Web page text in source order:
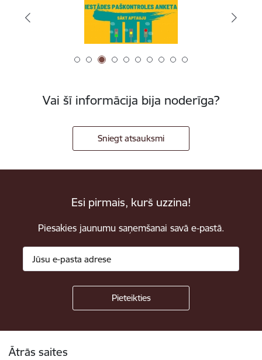
Vai šī informācija bija noderīga?
Sniegt atsauksmi
Esi pirmais, kurš uzzina!
Piesakies jaunumu saņemšanai savā e-pastā.
Ātrās saites